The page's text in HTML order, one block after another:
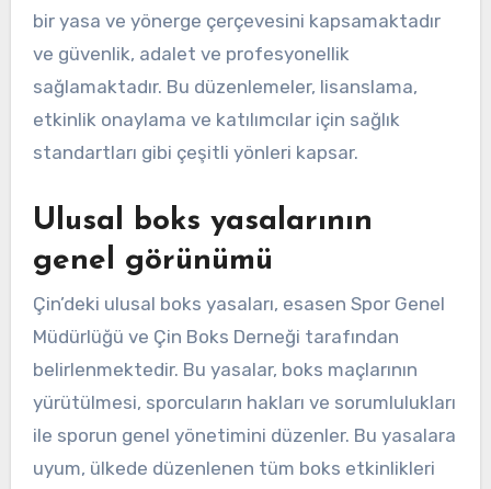
bir yasa ve yönerge çerçevesini kapsamaktadır
ve güvenlik, adalet ve profesyonellik
sağlamaktadır. Bu düzenlemeler, lisanslama,
etkinlik onaylama ve katılımcılar için sağlık
standartları gibi çeşitli yönleri kapsar.
Ulusal boks yasalarının
genel görünümü
Çin’deki ulusal boks yasaları, esasen Spor Genel
Müdürlüğü ve Çin Boks Derneği tarafından
belirlenmektedir. Bu yasalar, boks maçlarının
yürütülmesi, sporcuların hakları ve sorumlulukları
ile sporun genel yönetimini düzenler. Bu yasalara
uyum, ülkede düzenlenen tüm boks etkinlikleri